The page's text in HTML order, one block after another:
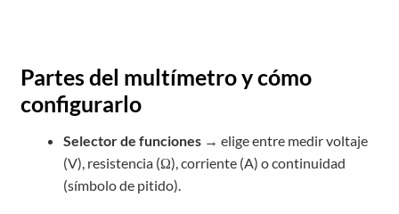
Partes del multímetro y cómo
configurarlo
Selector de funciones→ elige entre medir voltaje
(V), resistencia (Ω), corriente (A) o continuidad
(símbolo de pitido).